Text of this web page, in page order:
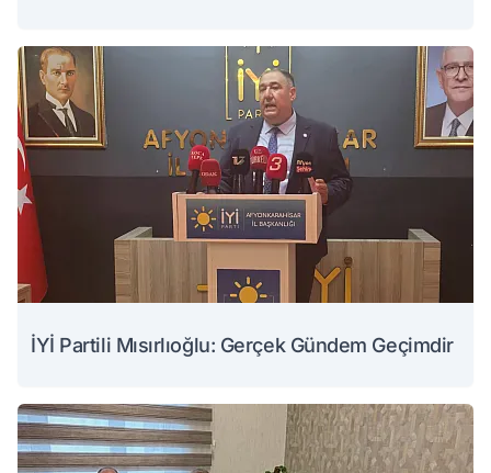
İYİ Partili Mısırlıoğlu: Gerçek Gündem Geçimdir